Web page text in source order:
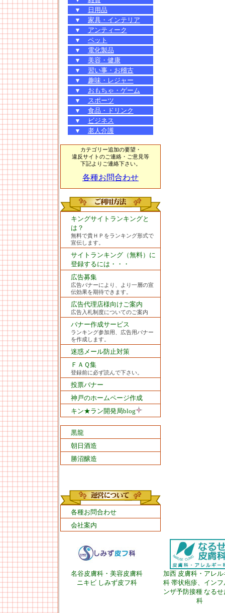
▼
日用品
▼
家具・インテリア
▼
アンティーク
▼
ペット
▼
電化製品
▼
美容・健康
▼
習い事・お稽古
▼
趣味・レジャー
▼
おもちゃ・ゲーム
▼
スポーツ
▼
食品・ドリンク
▼
ビジネス
▼
老人介護
カテゴリー追加の要望・
違反サイトのご連絡・ご意見等
下記よりご連絡下さい。
各種お問合わせ
キングサイトランキングと
は？
無料で貴ＨＰをランキング形式で
宣伝します。
サイトランキング（無料）に
登録するには・・・
広告募集
広告バナーにより、より一層の宣
伝効果を期待できます。
広告代理店様向けご案内
広告入札制度についてのご案内
バナー作成サービス
ランキング参加用、広告用バナー
を作成します。
迷惑メール防止対策
ＦＡＱ集
登録前に必ず読んで下さい。
投票バナー
神戸のホームページ作成
キン★ラン開発局blog
黒龍
朝日酒造
勝沼醸造
各種お問合わせ
会社案内
名谷皮膚科・美容皮膚科
ニキビ しみず皮フ科
加西 皮膚科・アレル
科 帯状疱疹、インフ
ンザ予防接種 なるせ
科